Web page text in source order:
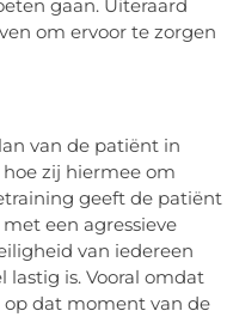
gaan. Uiteraard
om ervoor te zorgen
van de patiënt in
zij hiermee om
geeft de patiënt
een agressieve
van iedereen
is. Vooral omdat
dat moment van de